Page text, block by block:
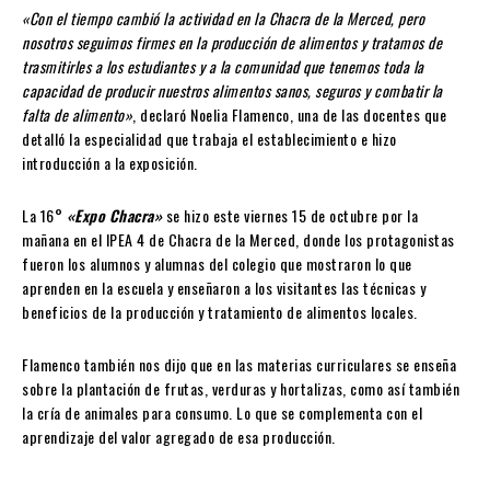
«Con el tiempo cambió la actividad en la Chacra de la Merced, pero
nosotros seguimos firmes en la producción de alimentos y tratamos de
trasmitirles a los estudiantes y a la comunidad que tenemos toda la
capacidad de producir nuestros alimentos sanos, seguros y combatir la
falta de alimento», declaró Noelia Flamenco, una de las docentes que
detalló la especialidad que trabaja el establecimiento e hizo
introducción a la exposición.
La 16° «Expo Chacra»se hizo este viernes 15 de octubre por la
mañana en el IPEA 4 de Chacra de la Merced, donde los protagonistas
fueron los alumnos y alumnas del colegio que mostraron lo que
aprenden en la escuela y enseñaron a los visitantes las técnicas y
beneficios de la producción y tratamiento de alimentos locales.
Flamenco también nos dijo que en las materias curriculares se enseña
sobre la plantación de frutas, verduras y hortalizas, como así también
la cría de animales para consumo. Lo que se complementa con el
aprendizaje del valor agregado de esa producción.